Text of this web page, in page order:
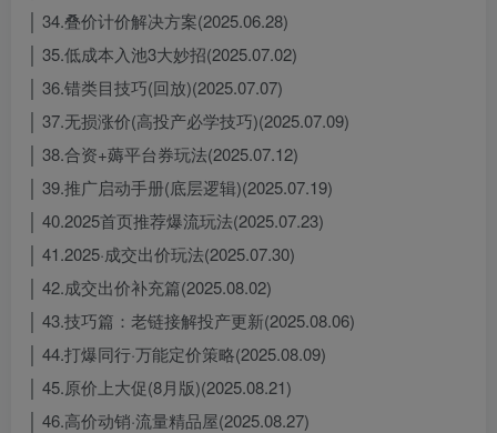
│ 34.叠价计价解决方案(2025.06.28)
│ 35.低成本入池3大妙招(2025.07.02)
│ 36.错类目技巧(回放)(2025.07.07)
│ 37.无损涨价(高投产必学技巧)(2025.07.09)
│ 38.合资+薅平台券玩法(2025.07.12)
│ 39.推广启动手册(底层逻辑)(2025.07.19)
│ 40.2025首页推荐爆流玩法(2025.07.23)
│ 41.2025·成交出价玩法(2025.07.30)
│ 42.成交出价补充篇(2025.08.02)
│ 43.技巧篇：老链接解投产更新(2025.08.06)
│ 44.打爆同行·万能定价策略(2025.08.09)
│ 45.原价上大促(8月版)(2025.08.21)
│ 46.高价动销·流量精品屋(2025.08.27)